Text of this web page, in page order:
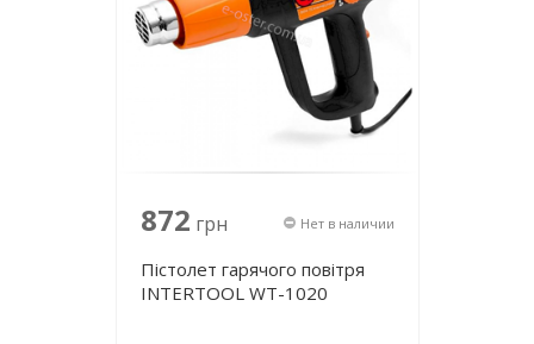
872 грн Нет в наличии
Пістолет гарячого повітря
INTERTOOL WT-1020